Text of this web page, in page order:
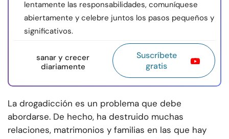
lentamente las responsabilidades, comuníquese
abiertamente y celebre juntos los pasos pequeños y
significativos.
sanar y crecer
diariamente
Suscríbete
gratis
La drogadicción es un problema que debe
abordarse. De hecho, ha destruido muchas
relaciones, matrimonios y familias en las que hay